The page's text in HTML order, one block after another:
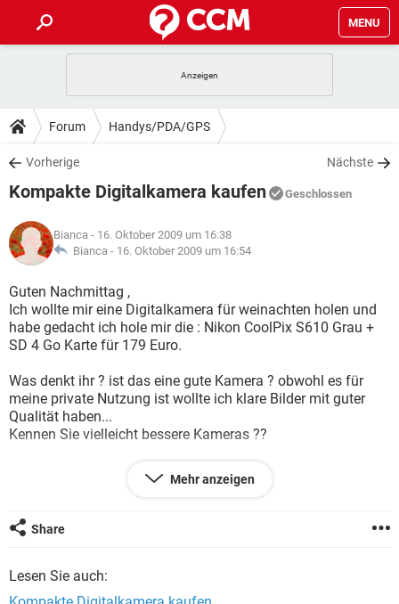
MENU
ANDROID IOS
WINDOWS 10
WHATSAPP TIKTOK
FACEBOOK
TIPPS & TRICKS
SPIELE STREAMING
WHATSAPP TIKTOK
FACEBOOK
DOWNLOADS
SPIELE STREAMING
ANDROID
WINDOWS 10 INSTAGRAM
WHATSAPP
FACEBOOK HARDWARE
FORUM
SPIELE STREAMING
ANDROID
WINDOWS 10
WHATSAPP TIKTOK
LEXIKON
SPIELE
ANDROID IOS
WINDOWS 10
WHATSAPP TIKTOK
FACEBOOK HARDWARE
Forum Handys/PDA/GPS
Vorherige Nächste
Kompakte Digitalkamera kaufen Geschlossen
Bianca - 16. Oktober 2009 um 16:38
Bianca - 16. Oktober 2009 um 16:54
Guten Nachmittag ,
Ich wollte mir eine Digitalkamera für weinachten holen und
habe gedacht ich hole mir die : Nikon CoolPix S610 Grau +
SD 4 Go Karte für 179 Euro.
Was denkt ihr ? ist das eine gute Kamera ? obwohl es für
meine private Nutzung ist wollte ich klare Bilder mit guter
Qualität haben...
Kennen Sie vielleicht bessere Kameras ??
Ich wollte für das Geschenk um die 180 Euro ausgeben..
Thx
Mehr anzeigen
Share
Lesen Sie auch: